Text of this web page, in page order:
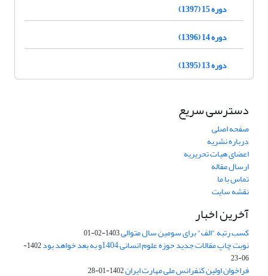
دوره 15 (1397)
دوره 14 (1396)
دوره 13 (1395)
دسترسی سریع
صفحه اصلی
درباره نشریه
اعضای هیات تحریریه
ارسال مقاله
تماس با ما
نقشه سایت
آخرین اخبار
کسب رتبه "الف" برای سومین سال متوالی1403-02-01
نوبت چاپ مقالات جدید حوزه علوم انسانی 1404و به بعد خواهد بود
1402-
06-23
فراخوان اولین کنفرانس ملی مهارت ایران1402-01-28